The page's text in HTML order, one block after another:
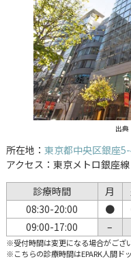
出典
所在地： 東京都中央区銀座
アクセス：東京メトロ銀
診療時間
月
08:30-20:00
●
09:00-17:00
–
※受付時間は変更になる場合がござい
※こちらの診療時間はEPARK人間ド